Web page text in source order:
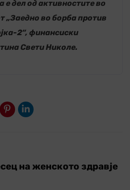
е дел од активностите во
„Заедно во борба против
2“, финансиски
Свети Николе.
на женското здравје